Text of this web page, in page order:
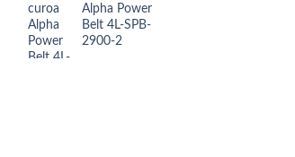
Alpha Power
Belt 4L-SPB-
2900-2